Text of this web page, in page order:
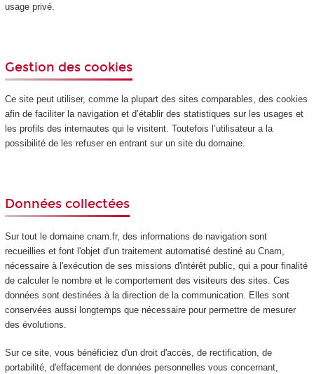
usage privé.
Gestion des cookies
Ce site peut utiliser, comme la plupart des sites comparables, des cookies
afin de faciliter la navigation et d’établir des statistiques sur les usages et
les profils des internautes qui le visitent. Toutefois l’utilisateur a la
possibilité de les refuser en entrant sur un site du domaine.
Données collectées
Sur tout le domaine cnam.fr, des informations de navigation sont
recueillies et font l'objet d'un traitement automatisé destiné au Cnam,
nécessaire à l'exécution de ses missions d'intérêt public, qui a pour finalité
de calculer le nombre et le comportement des visiteurs des sites. Ces
données sont destinées à la direction de la communication. Elles sont
conservées aussi longtemps que nécessaire pour permettre de mesurer
des évolutions.
Sur ce site, vous bénéficiez d'un droit d'accès, de rectification, de
portabilité, d'effacement de données personnelles vous concernant,